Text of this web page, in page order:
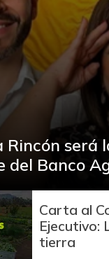
Rincón será
del Banco
Carta al
Ejecutivo:
tierra